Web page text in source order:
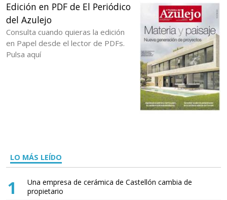
Edición en PDF de El Periódico
del Azulejo
Consulta cuando quieras la edición
en Papel desde el lector de PDFs.
Pulsa aquí
LO MÁS LEÍDO
1
Una empresa de cerámica de Castellón cambia de
propietario